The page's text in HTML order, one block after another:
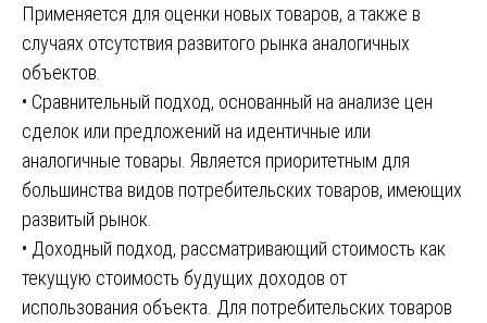
Применяется для оценки новых товаров, а также в
случаях отсутствия развитого рынка аналогичных
объектов.
• Сравнительный подход, основанный на анализе цен
сделок или предложений на идентичные или
аналогичные товары. Является приоритетным для
большинства видов потребительских товаров, имеющих
развитый рынок.
• Доходный подход, рассматривающий стоимость как
текущую стоимость будущих доходов от
использования объекта. Для потребительских товаров